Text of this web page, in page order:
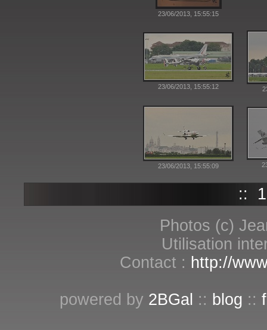
23/06/2013, 15:55:15
23/06/2013, 15:55:12
23/06/2013, 15:55:09
:: 1
Photos (c)
Utilisation
Contact : http://
powered by 2BGal :: blog ::